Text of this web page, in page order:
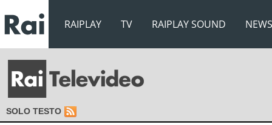
RAIPLAY TV RAIPLAY SOUND NEWS
SOLO TESTO